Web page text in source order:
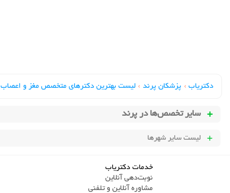
دکتریاب › پزشکان پرند › لیست بهترین دکترهای متخصص مغز و اعصاب
سایر تخصص‌ها در پرند
لیست سایر شهرها
خدمات دکتریاب
نوبت‌دهی آنلاین
مشاوره آنلاین و تلفنی